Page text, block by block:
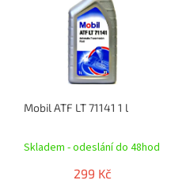
Mobil ATF LT 71141 1 l
hodnocení
je
Skladem - odeslání do 48hod
299 Kč